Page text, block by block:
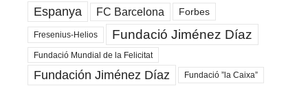
Espanya FC Barcelona Forbes
Fresenius-Helios Fundació Jiménez Díaz
Fundació Mundial de la Felicitat
Fundación Jiménez Díaz Fundació ”la Caixa”